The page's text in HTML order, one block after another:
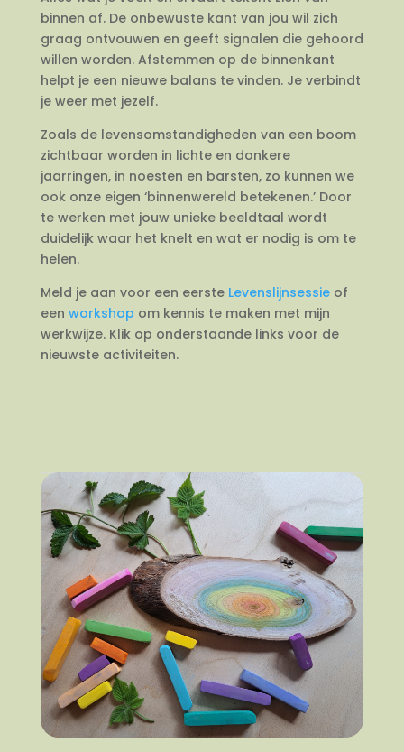
binnen af. De onbewuste kant van jou wil zich
graag ontvouwen en geeft signalen die gehoord
willen worden. Afstemmen op de binnenkant
helpt je een nieuwe balans te vinden. Je verbindt
je weer met jezelf.
Zoals de levensomstandigheden van een boom
zichtbaar worden in lichte en donkere
jaarringen, in noesten en barsten, zo kunnen we
ook onze eigen ‘binnenwereld betekenen.’ Door
te werken met jouw unieke beeldtaal wordt
duidelijk waar het knelt en wat er nodig is om te
helen.
Meld je aan voor een eerste Levenslijnsessieof
een workshop om kennis te maken met mijn
werkwijze. Klik op onderstaande links voor de
nieuwste activiteiten.